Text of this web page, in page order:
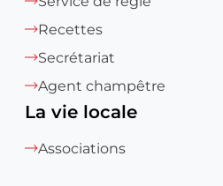
Recettes
Secrétariat
Agent champêtre
La vie locale
Associations